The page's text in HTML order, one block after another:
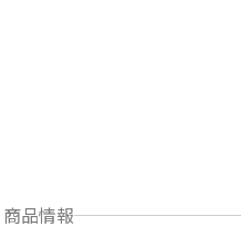
商品情報